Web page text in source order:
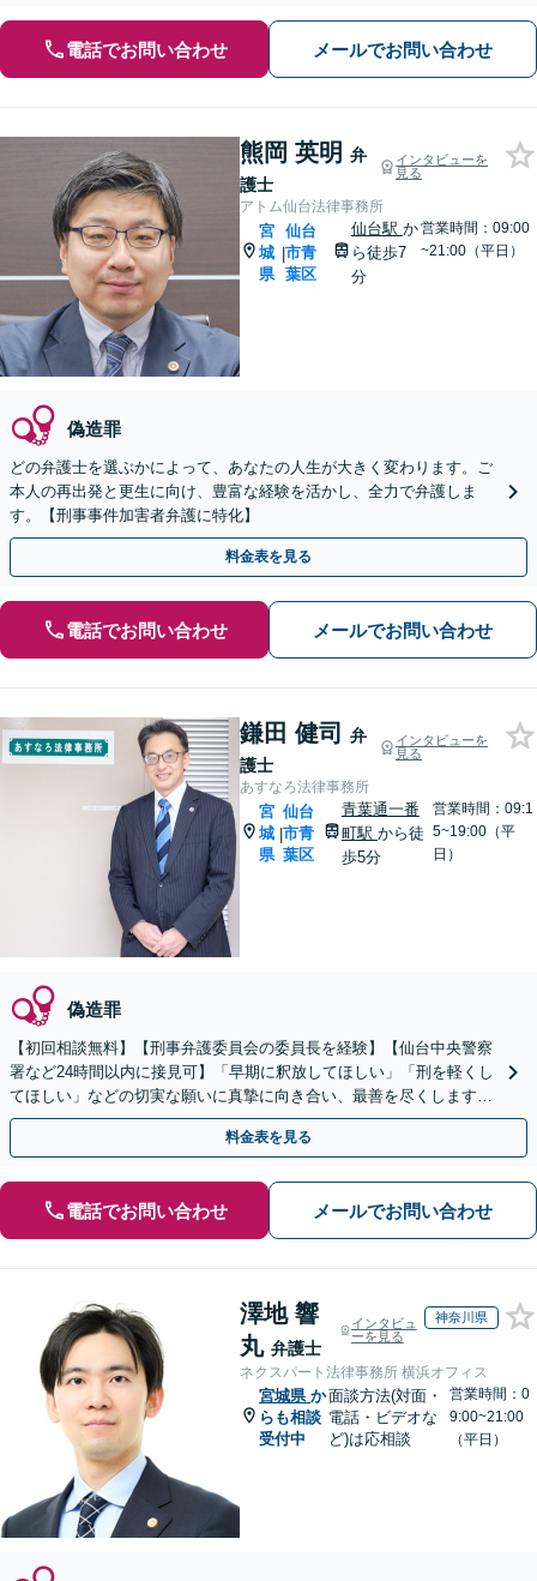
電話でお問い合わせ メールでお問い合わせ
熊岡 英明 弁
護士
インタビューを
見る
アトム仙台法律事務所
宮
城
県
|
仙台
市青
葉区
仙台駅 か
ら徒歩7
分
営業時間：09:00
~21:00（平日）
偽造罪
どの弁護士を選ぶかによって、あなたの人生が大きく変わります。ご
本人の再出発と更生に向け、豊富な経験を活かし、全力で弁護しま
す。【刑事事件加害者弁護に特化】
料金表を見る
電話でお問い合わせ メールでお問い合わせ
鎌田 健司
弁
護士
インタビューを
見る
あすなろ法律事務所
宮
城
県
|
仙台
市青
葉区
青葉通一番
町駅 から徒
歩5分
営業時間：09:1
5~19:00（平
日）
偽造罪
【初回相談無料】【刑事弁護委員会の委員長を経験】【仙台中央警察
署など24時間以内に接見可】「早期に釈放してほしい」「刑を軽くし
てほしい」などの切実な願いに真摯に向き合い、最善を尽くします
「早期の身柄解放に強み／保釈請求の成功実績多数」
料金表を見る
電話でお問い合わせ メールでお問い合わせ
澤地 響
丸 弁護士
インタビュ
ーを見る
神奈川県
ネクスパート法律事務所 横浜オフィス
宮城県 か
らも相談
受付中
面談方法(対面・
電話・ビデオな
ど)は応相談
営業時間：0
9:00~21:00
（平日）